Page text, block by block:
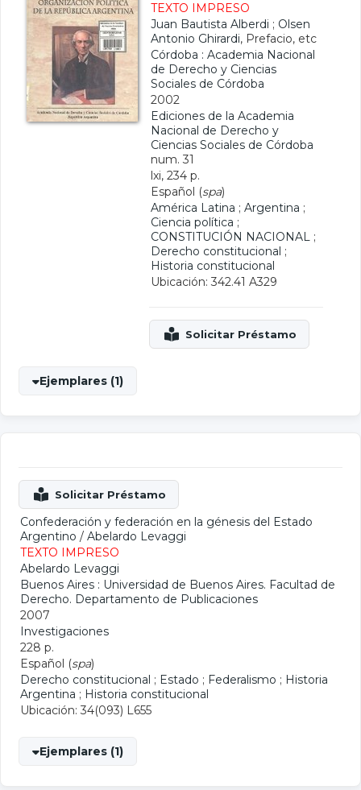
TEXTO IMPRESO
Juan Bautista Alberdi ; Olsen
Antonio Ghirardi, Prefacio, etc
Córdoba : Academia Nacional
de Derecho y Ciencias
Sociales de Córdoba
2002
Ediciones de la Academia
Nacional de Derecho y
Ciencias Sociales de Córdoba
num. 31
lxi, 234 p.
Español (spa)
América Latina ; Argentina ;
Ciencia política ;
CONSTITUCIÓN NACIONAL ;
Derecho constitucional ;
Historia constitucional
Ubicación: 342.41 A329
Ejemplares (1)
Confederación y federación en la génesis del Estado
Argentino / Abelardo Levaggi
TEXTO IMPRESO
Abelardo Levaggi
Buenos Aires : Universidad de Buenos Aires. Facultad de
Derecho. Departamento de Publicaciones
2007
Investigaciones
228 p.
Español (spa)
Derecho constitucional ; Estado ; Federalismo ; Historia
Argentina ; Historia constitucional
Ubicación: 34(093) L655
Ejemplares (1)